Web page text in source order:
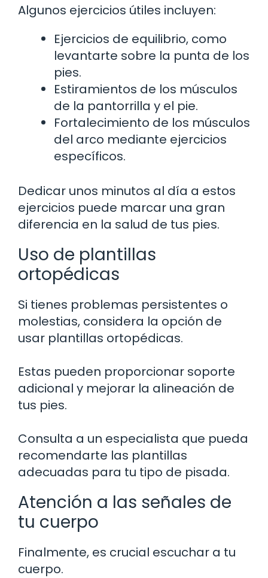
Algunos ejercicios útiles incluyen:
Ejercicios de equilibrio, como
levantarte sobre la punta de los
pies.
Estiramientos de los músculos
de la pantorrilla y el pie.
Fortalecimiento de los músculos
del arco mediante ejercicios
específicos.
Dedicar unos minutos al día a estos
ejercicios puede marcar una gran
diferencia en la salud de tus pies.
Uso de plantillas
ortopédicas
Si tienes problemas persistentes o
molestias, considera la opción de
usar plantillas ortopédicas.
Estas pueden proporcionar soporte
adicional y mejorar la alineación de
tus pies.
Consulta a un especialista que pueda
recomendarte las plantillas
adecuadas para tu tipo de pisada.
Atención a las señales de
tu cuerpo
Finalmente, es crucial escuchar a tu
cuerpo.